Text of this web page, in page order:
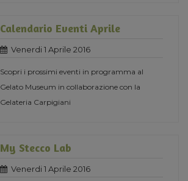
Calendario Eventi Aprile
Venerdi 1 Aprile 2016
Scopri i prossimi eventi in programma al
Gelato Museum in collaborazione con la
Gelateria Carpigiani
My Stecco Lab
Venerdi 1 Aprile 2016